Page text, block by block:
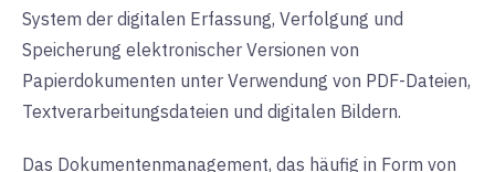
System der digitalen Erfassung, Verfolgung und
Speicherung elektronischer Versionen von
Papierdokumenten unter Verwendung von PDF-Dateien,
Textverarbeitungsdateien und digitalen Bildern.
Das Dokumentenmanagement, das häufig in Form von